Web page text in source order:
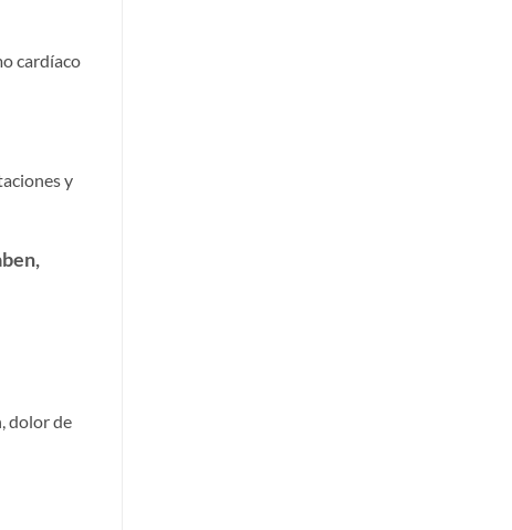
cardíaco
y
dolor de